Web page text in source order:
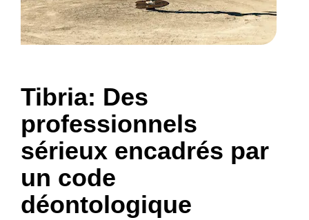
Tibria: Des
professionnels
sérieux encadrés par
un code
déontologique